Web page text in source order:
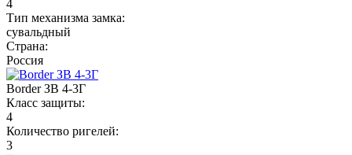
4
Тип механизма замка:
сувальдный
Страна:
Россия
Border ЗВ 4-3Г
Класс защиты:
4
Количество ригелей:
3